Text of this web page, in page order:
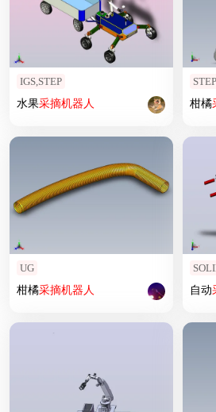
IGS,STEP
水果采摘机器人 柑橘
UG
柑橘采摘机器人 自动